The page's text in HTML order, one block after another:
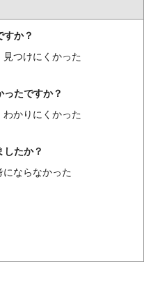
すか？
見つけにくかった
たですか？
わかりにくかった
したか？
にならなかった